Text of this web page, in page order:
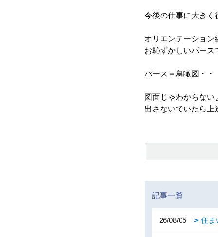
今後の仕事に大きく
オリエンテーショ
お恥ずかしいパース
パース＝鳥瞰図・・
図面じゃわからな
出さないでいたら上
記事一覧
26/08/05 住ま